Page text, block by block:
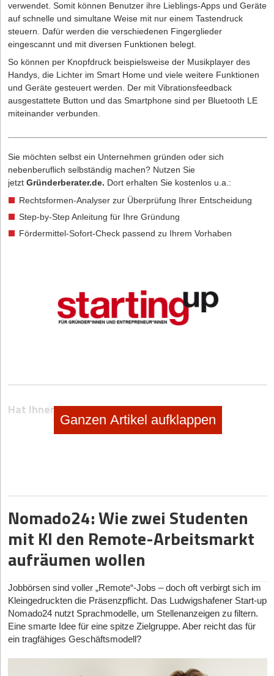
verwendet. Somit können Benutzer ihre Lieblings-Apps und Geräte
auf schnelle und simultane Weise mit nur einem Tastendruck
steuern. Dafür werden die verschiedenen Fingerglieder
eingescannt und mit diversen Funktionen belegt.
So können per Knopfdruck beispielsweise der Musikplayer des
Handys, die Lichter im Smart Home und viele weitere Funktionen
und Geräte gesteuert werden. Der mit Vibrationsfeedback
ausgestattete Button und das Smartphone sind per Bluetooth LE
miteinander verbunden.
Sie möchten selbst ein Unternehmen gründen oder sich
nebenberuflich selbständig machen? Nutzen Sie
jetzt Gründerberater.de. Dort erhalten Sie kostenlos u.a.:
Rechtsformen-Analyser zur Überprüfung Ihrer Entscheidung
Step-by-Step Anleitung für Ihre Gründung
Fördermittel-Sofort-Check passend zu Ihrem Vorhaben
Hat Ihnen der Artikel gefallen?
Dann melden Sie sich kostenlos für unserenNewsletter
sponsored | Online-Handel
Regulierte Produkte online verkaufen: Was Gründer
zu REACH, Produktsicherheit & Compliance wissen
Geschäftsideen Kinder und Familie
Ganzen Artikel aufklappen
Nomado24: Wie zwei Studenten
mit KI den Remote-Arbeitsmarkt
aufräumen wollen
Jobbörsen sind voller „Remote“-Jobs – doch oft verbirgt sich im
Kleingedruckten die Präsenzpflicht. Das Ludwigshafener Start-up
Nomado24 nutzt Sprachmodelle, um Stellenanzeigen zu filtern.
Eine smarte Idee für eine spitze Zielgruppe. Aber reicht das für
ein tragfähiges Geschäftsmodell?